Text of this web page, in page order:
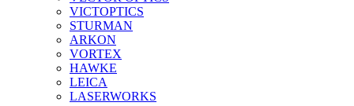
VICTOPTICS
STURMAN
ARKON
VORTEX
HAWKE
LEICA
LASERWORKS